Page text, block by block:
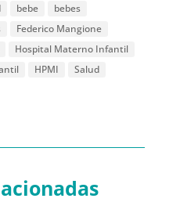
bebe
bebes
Federico Mangione
Hospital Materno Infantil
HPMI
Salud